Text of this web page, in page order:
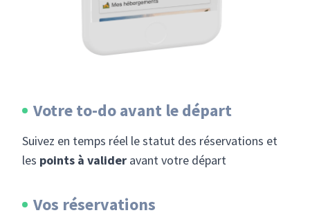
Votre to-do avant le départ
Suivez en temps réel le statut des réservations et
les points à valider avant votre départ
Vos réservations